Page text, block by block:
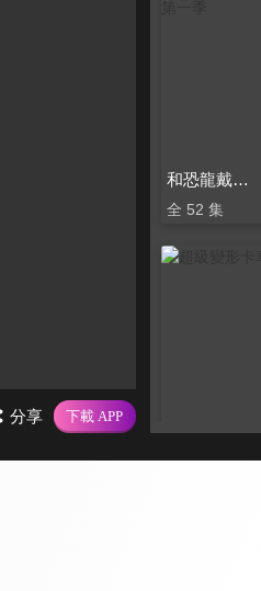
分享
和恐龍戴諾學習 第一季
全 52 集